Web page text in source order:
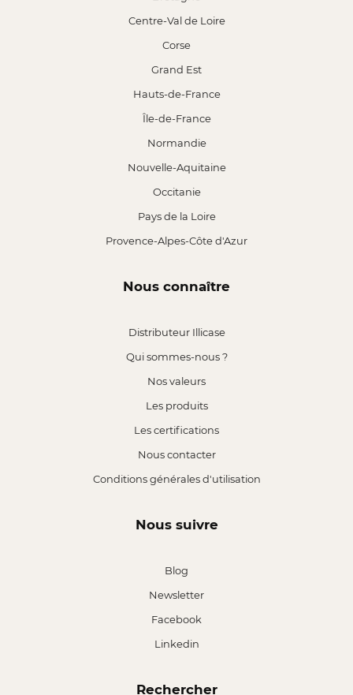
Centre-Val de Loire
Corse
Grand Est
Hauts-de-France
Île-de-France
Normandie
Nouvelle-Aquitaine
Occitanie
Pays de la Loire
Provence-Alpes-Côte d'Azur
Nous connaître
Distributeur Illicase
Qui sommes-nous ?
Nos valeurs
Les produits
Les certifications
Nous contacter
Conditions générales d'utilisation
Nous suivre
Blog
Newsletter
Facebook
Linkedin
Rechercher